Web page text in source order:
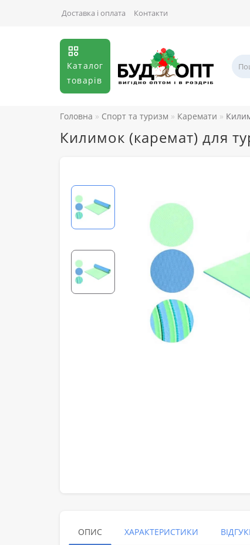
Доставка і оплата Контакти
Каталог
товарів
Головна Спорт та туризм Каремати
Килимок (каремат) для
ОПИС ХАРАКТЕРИСТИКИ